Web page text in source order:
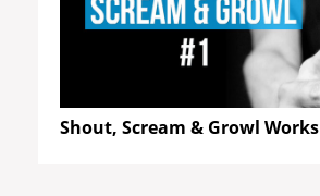
Shout, Scream & Growl